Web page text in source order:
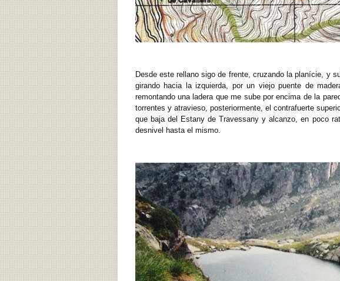
Desde este rellano sigo de frente, cruzando la planície, y
girando hacia la izquierda, por un viejo puente de
remontando una ladera que me sube por encima de la
torrentes y atravieso, posteriormente, el contrafuerte
que baja del Estany de Travessany y alcanzo, en poco
desnivel hasta el mismo.